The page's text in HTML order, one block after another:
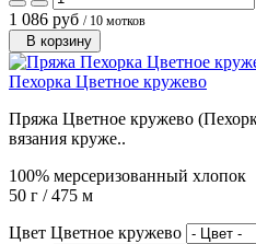
1 086 руб / 10 мотков
В корзину
Пехорка Цветное кружево
Пряжа Цветное кружево
вязания круже..
100% мерсеризованный хлопок
50 г / 475 м
Цвет Цветное кружево